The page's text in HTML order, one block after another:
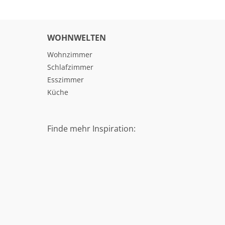
WOHNWELTEN
Wohnzimmer
Schlafzimmer
Esszimmer
Küche
Finde mehr Inspiration: